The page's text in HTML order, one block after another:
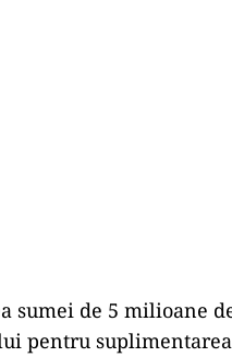
sumei de 5 milioane
pentru